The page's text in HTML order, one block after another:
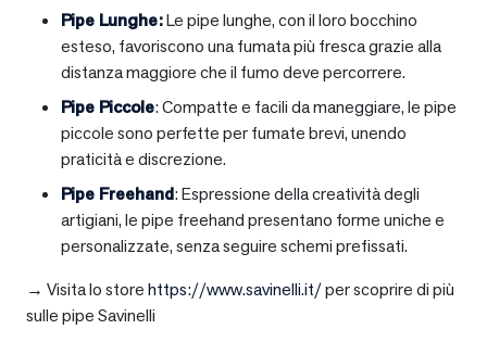
Pipe Lunghe:Le pipe lunghe, con il loro bocchino
esteso, favoriscono una fumata più fresca grazie alla
distanza maggiore che il fumo deve percorrere.
Pipe Piccole: Compatte e facili da maneggiare, le pipe
piccole sono perfette per fumate brevi, unendo
praticità e discrezione.
Pipe Freehand: Espressione della creatività degli
artigiani, le pipe freehand presentano forme uniche e
personalizzate, senza seguire schemi prefissati.
→ Visita lo storehttps://www.savinelli.it/per scoprire di più
sulle pipe Savinelli